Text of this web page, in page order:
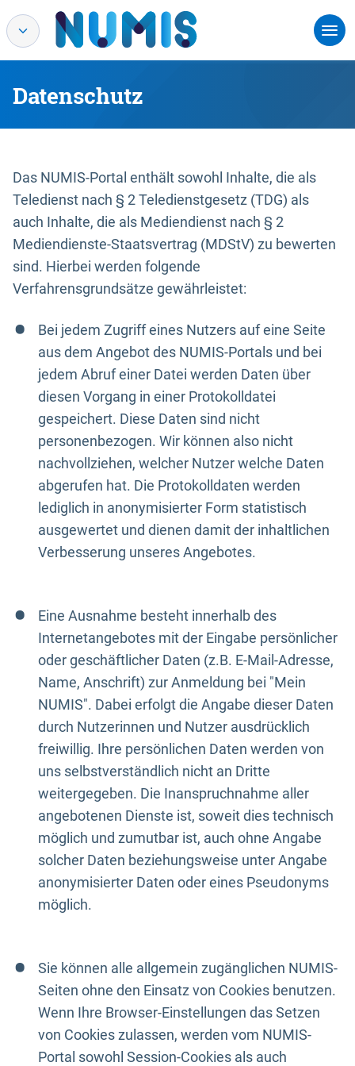
Datenschutz
Das NUMIS-Portal enthält sowohl Inhalte, die als
Teledienst nach § 2 Teledienstgesetz (TDG) als
auch Inhalte, die als Mediendienst nach § 2
Mediendienste-Staatsvertrag (MDStV) zu bewerten
sind. Hierbei werden folgende
Verfahrensgrundsätze gewährleistet:
Bei jedem Zugriff eines Nutzers auf eine Seite
aus dem Angebot des NUMIS-Portals und bei
jedem Abruf einer Datei werden Daten über
diesen Vorgang in einer Protokolldatei
gespeichert. Diese Daten sind nicht
personenbezogen. Wir können also nicht
nachvollziehen, welcher Nutzer welche Daten
abgerufen hat. Die Protokolldaten werden
lediglich in anonymisierter Form statistisch
ausgewertet und dienen damit der inhaltlichen
Verbesserung unseres Angebotes.
Eine Ausnahme besteht innerhalb des
Internetangebotes mit der Eingabe persönlicher
oder geschäftlicher Daten (z.B. E-Mail-Adresse,
Name, Anschrift) zur Anmeldung bei "Mein
NUMIS". Dabei erfolgt die Angabe dieser Daten
durch Nutzerinnen und Nutzer ausdrücklich
freiwillig. Ihre persönlichen Daten werden von
uns selbstverständlich nicht an Dritte
weitergegeben. Die Inanspruchnahme aller
angebotenen Dienste ist, soweit dies technisch
möglich und zumutbar ist, auch ohne Angabe
solcher Daten beziehungsweise unter Angabe
anonymisierter Daten oder eines Pseudonyms
möglich.
Sie können alle allgemein zugänglichen NUMIS-
Seiten ohne den Einsatz von Cookies benutzen.
Wenn Ihre Browser-Einstellungen das Setzen
von Cookies zulassen, werden vom NUMIS-
Portal sowohl Session-Cookies als auch